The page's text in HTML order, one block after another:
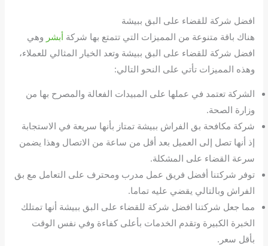
افضل شركة للقضاء على البق ببيشة
هناك باقة متنوعة من المميزات التي تتمتع بها شركةأبشر وهي
افضل شركة للقضاء على البق ببيشة وتعد الخيار المثالي للعملاء،
وهذه المميزات تأتي على النحو التالي:
الشركة تعتمد في عملها على المبيدات الفعالة والمصرح بها من
وزارة الصحة.
شركة مكافحة بق الفراش ببيشة تمتاز بأنها سريعة في الاستجابة
إذ أنها تصل إلى العميل بعد أقل من ساعة من الاتصال وهذا يضمن
سرعة القضاء على المشكلة.
توفر شركتنا أفضل فريق عمل مدرب ومحترف على التعامل مع بق
الفراش وبالتالي يقضي عليه تماما.
مما جعل شركتنا افضل شركة للقضاء على البق ببيشة أنها تمتلك
الخبرة الكبيرة وتقدم الخدمات بأعلى كفاءة وفي نفس الوقت
بأقل سعر.